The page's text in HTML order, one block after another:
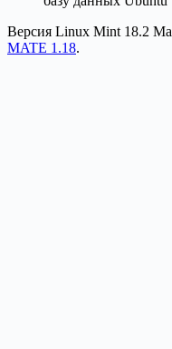
Версия Linux Mint 18.2
MATE 1.18.